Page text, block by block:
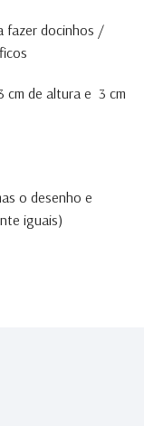
fazer docinhos /
cm de altura e 3 cm
o desenho e
iguais)